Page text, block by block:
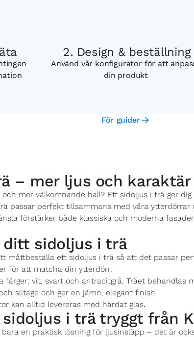
Design & beställning
Använd vår konfigurator för att
din produkt
För guider
– mer ljus och
och mer välkomnande hall? Ett sidoljus i trä ger
passar perfekt tillsammans med våra
förstärker både klassiska och moderna
ditt sidoljus i trä
måttbeställa ett sidoljus i trä så att det passar
för att matcha din ytterdörr.
färger: vit, svart och antracitgrå. Träet behandlas
slitage och ger en jämn, elegant finish.
kan alltid levereras med härdat glas.
i trä tryggt från
en praktisk lösning för ljusinsläpp – det är